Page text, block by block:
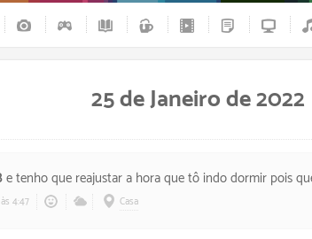
25 de Janeiro de 2022
e tenho que reajustar a hora que tô indo dormir pois queria ter dormido mais, mas
às 4:47 Casa